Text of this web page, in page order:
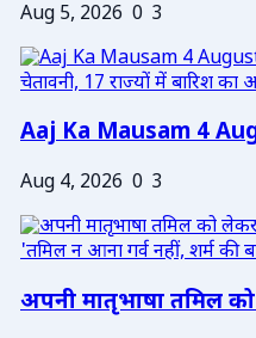
Aug 5, 2026 0 3
Aaj Ka Mausam 4
Aug 4, 2026 0 3
अपनी मातृभाषा तमिल